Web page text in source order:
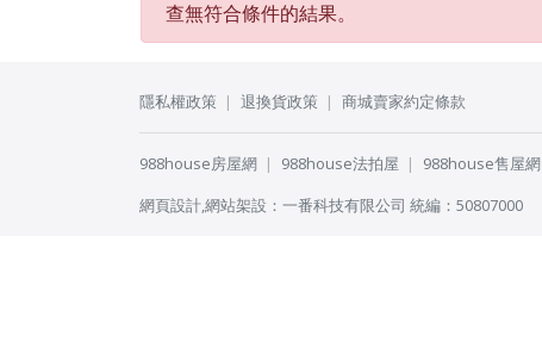
查無符合條件的結果。
隱私權政策 退換貨政策 商城賣家約定條款
988house房屋網 988house法拍屋 988house售屋網
網頁設計,網站架設 ： 一番科技有限公司 統編：50807000